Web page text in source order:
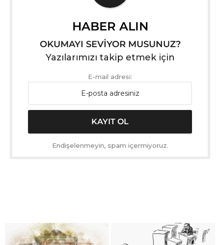
HABER ALIN
OKUMAYI SEVİYOR MUSUNUZ?
Yazılarımızı takip etmek için
E-mail adresi:
Endişelenmeyin, spam içermiyoruz.